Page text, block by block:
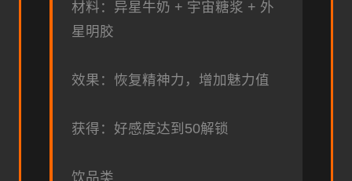
材料：异星牛奶 + 宇宙糖浆 + 外
星明胶
效果：恢复精神力，增加魅力值
获得：好感度达到50解锁
饮品类